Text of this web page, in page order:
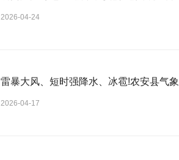
2026-04-24
雷暴大风、短时强降水、冰雹!农安县气
2026-04-17